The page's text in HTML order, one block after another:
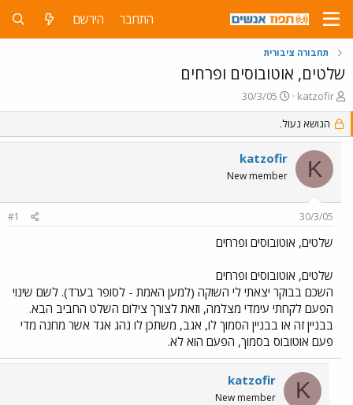
התחבר הירשם
תחבורה ציבורית
שלטים, אוטובוסים ופרחים
פ
ו
ת
ח
נ
katzofir
פ
ו
ס
ם
ב
ת
ך
30/3/05
הנושא נעול.
K
katzofir
New member
30/3/05
#1
שלטים, אוטובוסים ופרחים
שלטים, אוטובוסים ופרחים
השכם בבוקר יצאתי לי השוקה (למען האמת - לסופר בערד). לשם שינוי
הפעם לקחתי עימדי מצלמה, וזאת לצורך צילום השלט החביב הבא.
בבניין זה או בבניין הסמוך לו, אגב, משתכן לו נהג אגד אשר מחנה מדי
פעם אוטובוס בסמוך, הפעם הוא לא.
K
katzofir
New member